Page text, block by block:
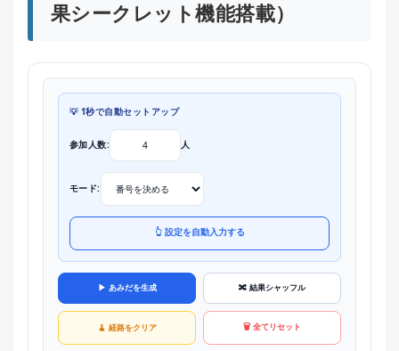
果シークレット機能搭載）
💡 1秒で自動セットアップ
参加人数: 人
モード:
👆 設定を自動入力する
▶ あみだを生成 🔀 結果シャッフル
🧹 経路をクリア 🗑️ 全てリセット